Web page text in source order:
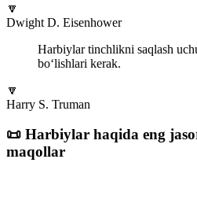
🔽
Dwight D. Eisenhower
Harbiylar tinchlikni saqlash
bo‘lishlari kerak.
🔽
Harry S. Truman
📜 Harbiylar haqida eng
maqollar